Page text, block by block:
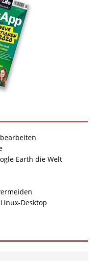
Earth die Welt
Desktop